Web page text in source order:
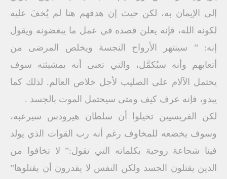
إلى الإيمان به، لكن حيث إن هدفهم هنا لم يُخفَ عليه
لكونه الله، فإنه يعلن قصده في عمل ما يبغضونه ويقول
إنه: ” سينتهر الأرواح النجسة ويخلص المرضى من
أتعابهم وأنه سيُكمَّل، والتي تعنى أنه بمشيئته سوف
يحتمل الآلام على الصليب لأجل خلاص العالم. لذلك كما
يبدو، فإنه عرف كيف ومتى سيحتمل الموت بالجسد .
لكن الفريسيين تخيلوا أن سلطان هيرودس سيرعبه،
وسوف يخضعه للمخاوف رغم أنه رب القوات الذي يولد
فينا شجاعة روحية بكلماته التي تقول:” لا تخافوا من
الذين يقتلون الجسد ولكن النفس لا يقدرون أن يقتلوها”